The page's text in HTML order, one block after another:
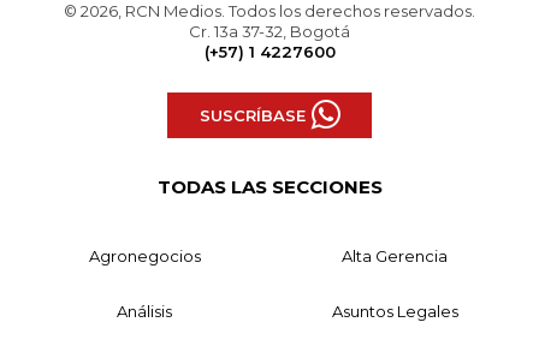
© 2026, RCN Medios. Todos los derechos reservados.
Cr. 13a 37-32, Bogotá
(+57) 1 4227600
SUSCRÍBASE
TODAS LAS SECCIONES
Agronegocios Alta Gerencia
Análisis Asuntos Legales